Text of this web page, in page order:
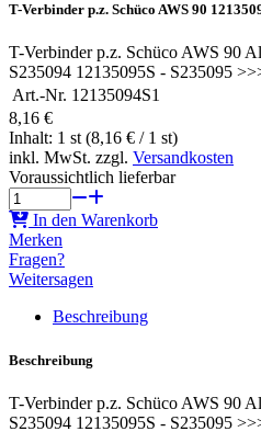
T-Verbinder p.z. Schüco AWS 90
T-Verbinder p.z. Schüco AWS 90
S235094 12135095S - S235095
Art.-Nr. 12135094S1
8,16 €
Inhalt: 1 st (8,16 € / 1 st)
inkl. MwSt. zzgl. Versandkosten
Voraussichtlich lieferbar
In den Warenkorb
Merken
Fragen?
Weitersagen
Beschreibung
Beschreibung
T-Verbinder p.z. Schüco AWS 90
S235094 12135095S - S235095